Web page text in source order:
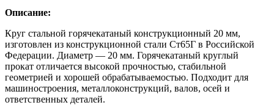
Описание:
Круг стальной горячекатаный конструкционный 20 мм,
изготовлен из конструкционной стали Ст65Г в Российской
Федерации. Диаметр — 20 мм. Горячекатаный круглый
прокат отличается высокой прочностью, стабильной
геометрией и хорошей обрабатываемостью. Подходит для
машиностроения, металлоконструкций, валов, осей и
ответственных деталей.